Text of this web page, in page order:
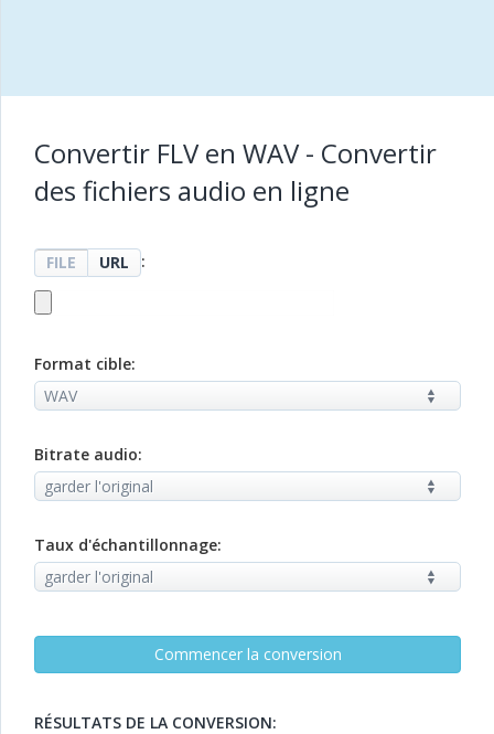
Convertir FLV en WAV - Convertir
des fichiers audio en ligne
FILE URL :
Format cible:
Bitrate audio:
Taux d'échantillonnage:
RÉSULTATS DE LA CONVERSION: